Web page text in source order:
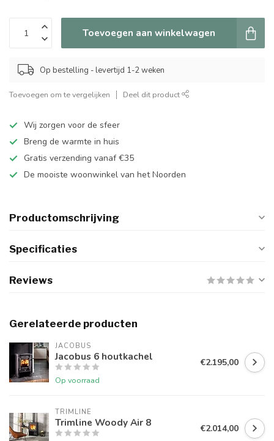
Toevoegen aan winkelwagen
Op bestelling - levertijd 1-2 weken
Toevoegen om te vergelijken Deel dit product
Wij zorgen voor de sfeer
Breng de warmte in huis
Gratis verzending vanaf €35
De mooiste woonwinkel van het Noorden
Productomschrijving
Specificaties
Reviews
Gerelateerde producten
JACOBUS
Jacobus 6 houtkachel
Op voorraad
€2.195,00
TRIMLINE
Trimline Woody Air 8 €2.014,00